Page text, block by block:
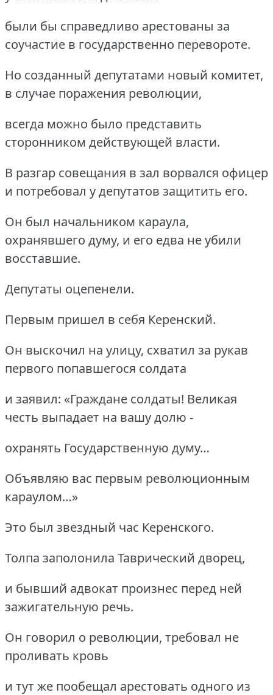
были бы справедливо арестованы за
соучастие в государственно перевороте.
Но созданный депутатами новый комитет,
в случае поражения революции,
всегда можно было представить
сторонником действующей власти.
В разгар совещания в зал ворвался офицер
и потребовал у депутатов защитить его.
Он был начальником караула,
охранявшего думу, и его едва не убили
восставшие.
Депутаты оцепенели.
Первым пришел в себя Керенский.
Он выскочил на улицу, схватил за рукав
первого попавшегося солдата
и заявил: «Граждане солдаты! Великая
честь выпадает на вашу долю -
охранять Государственную думу…
Объявляю вас первым революционным
караулом…»
Это был звездный час Керенского.
Толпа заполонила Таврический дворец,
и бывший адвокат произнес перед ней
зажигательную речь.
Он говорил о революции, требовал не
проливать кровь
и тут же пообещал арестовать одного из